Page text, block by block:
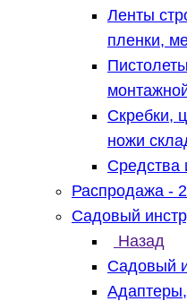
Ленты
пленки,
Скребки,
ножи
Средства
Распродажа -
Садовый
Назад
Садовый